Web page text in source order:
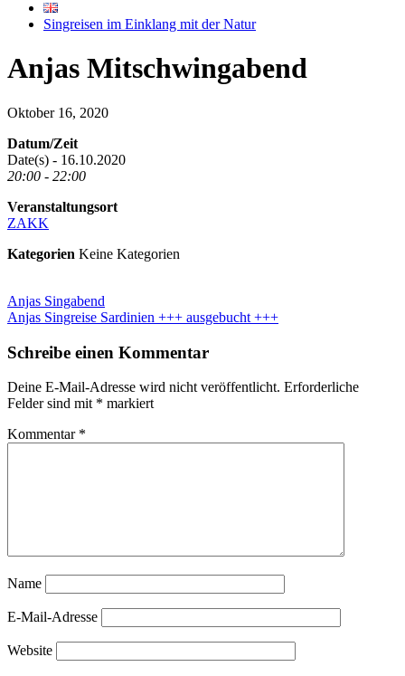
Singreisen im Einklang mit der Natur
Anjas Mitschwingabend
Oktober 16, 2020
Datum/Zeit
Date(s) - 16.10.2020
20:00 - 22:00
Veranstaltungsort
ZAKK
Kategorien Keine Kategorien
Anjas Singabend
Anjas Singreise Sardinien +++ ausgebucht +++
Schreibe einen Kommentar
Deine E-Mail-Adresse wird nicht veröffentlicht. Erforderliche
Felder sind mit * markiert
Kommentar *
Name
E-Mail-Adresse
Website